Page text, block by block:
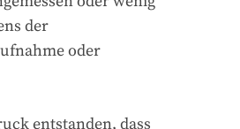
der
oder
entstanden, dass